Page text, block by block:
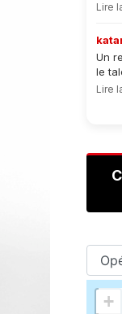
Lire
Un
le
Lire